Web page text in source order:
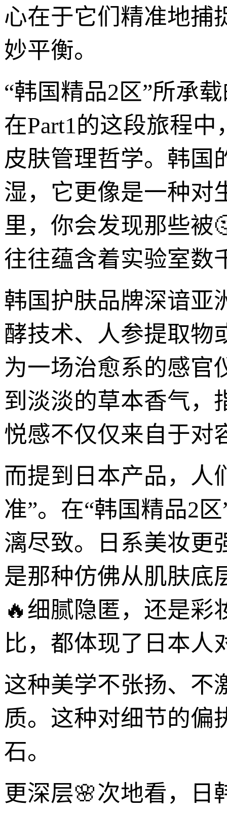
心在于它们精准地捕
妙平衡。
“韩国精品2区”所承
在Part1的这段旅程
皮肤管理哲学。韩国
湿，它更像是一种对
里，你会发现那些被
往往蕴含着实验室数
韩国护肤品牌深谙亚
酵技术、人参提取物
为一场治愈系的感官
到淡淡的草本香气，
悦感不仅仅来自于对
而提到日本产品，人
准”。在“韩国精品2
漓尽致。日系美妆更
是那种仿佛从肌肤底
🔥细腻隐匿，还是彩
比，都体现了日本人
这种美学不张扬、不
质。这种对细节的偏
石。
更深层🌸次地看，日